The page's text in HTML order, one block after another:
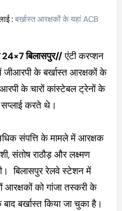
:बर्खास्त आरक्षकों के यहां ACB
बिलासपुर//एंटी करप्शन
जीआरपी के बर्खास्त आरक्षकों के
के चारों कांस्टेबल ट्रेनों के
करते थे।
संपत्ति के मामले में आरक्षक
संतोष राठौड़ और लक्ष्मण
बिलासपुर रेलवे स्टेशन में
को गांजा तस्करी के
बर्खास्त किया जा चुका है।